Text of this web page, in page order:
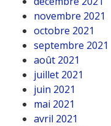
novembre 2021
octobre 2021
septembre 2021
août 2021
juillet 2021
juin 2021
mai 2021
avril 2021